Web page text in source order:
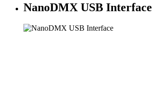
NanoDMX USB Interface